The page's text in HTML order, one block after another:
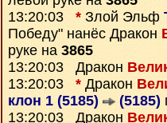
13:20:03 * Злой Эльф
Победу" нанёс Дракон
руке на 3865
13:20:03 Дракон
13:20:03 * Дракон
клон 1 (5185)
(5185)
13:20:03 Дракон